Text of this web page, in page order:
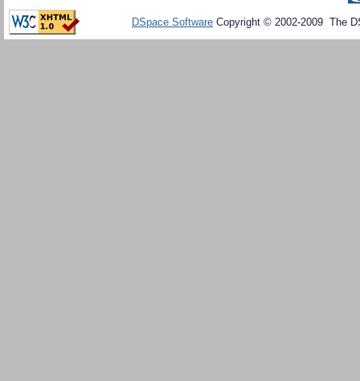
DSpace Software Copyright © 2002-2009 The